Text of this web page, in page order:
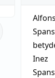
Alfons
Inez